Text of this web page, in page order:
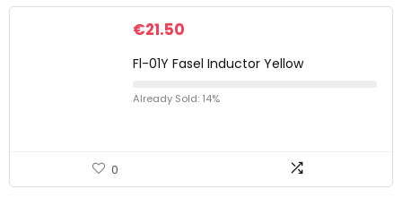
€21.50
Fl-01Y Fasel Inductor Yellow
Already Sold: 14%
0